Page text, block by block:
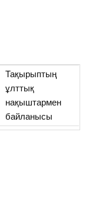
Тақырыптың
ұлттық
нақыштармен
байланысы